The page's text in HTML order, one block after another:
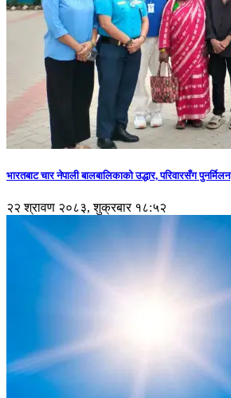
भारतबाट चार नेपाली बालबालिकाको उद्धार, परिवारसँग पुनर्मिलन
२२ श्रावण २०८३, शुक्रबार १८:५२